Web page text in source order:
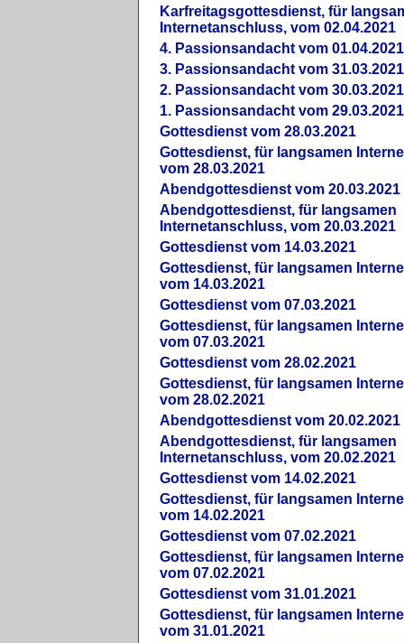
Karfreitagsgottesdienst, für
Internetanschluss, vom 02.04.2021
4. Passionsandacht vom 01.04.2021
3. Passionsandacht vom 31.03.2021
2. Passionsandacht vom 30.03.2021
1. Passionsandacht vom 29.03.2021
Gottesdienst vom 28.03.2021
Gottesdienst, für langsamen
vom 28.03.2021
Abendgottesdienst vom 20.03.2021
Abendgottesdienst, für langsamen
Internetanschluss, vom 20.03.2021
Gottesdienst vom 14.03.2021
Gottesdienst, für langsamen
vom 14.03.2021
Gottesdienst vom 07.03.2021
Gottesdienst, für langsamen
vom 07.03.2021
Gottesdienst vom 28.02.2021
Gottesdienst, für langsamen
vom 28.02.2021
Abendgottesdienst vom 20.02.2021
Abendgottesdienst, für langsamen
Internetanschluss, vom 20.02.2021
Gottesdienst vom 14.02.2021
Gottesdienst, für langsamen
vom 14.02.2021
Gottesdienst vom 07.02.2021
Gottesdienst, für langsamen
vom 07.02.2021
Gottesdienst vom 31.01.2021
Gottesdienst, für langsamen
vom 31.01.2021